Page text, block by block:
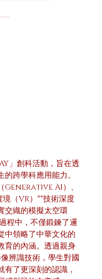
」創科活動，旨在透
跨學科應用能力。
Generative AI）、
（VR）**技術深度
交織的模擬太空環
程中，不僅鍛鍊了邏
中領略了中華文化的
育的內涵。透過親身
辨識技術，學生對國
了更深刻的認識，